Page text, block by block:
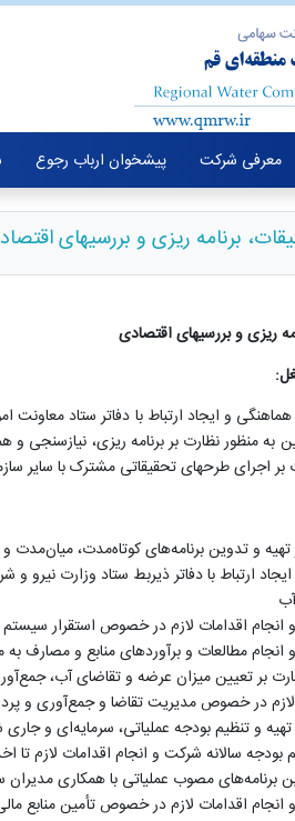
معرفی شرکت پیشخوان ارباب رجوع
برنامه ریزی و بررسیهای
ریزی و بررسیهای اقتصادی
و ایجاد ارتباط با دفاتر ستاد معاونت
به منظور نظارت بر برنامه ریزی،
بر اجرای طرحهای تحقیقاتی مشترک با سایر
و تدوین برنامه‌های کوتاه‌مدت، میان‌مدت
ارتباط با دفاتر ذیربط ستاد وزارت نیرو
و انجام اقدامات لازم در خصوص استقرار
انجام مطالعات و برآوردهای منابع و مصارف
بر تعیین میزان عرضه و تقاضای آب،
در خصوص مدیریت تقاضا و جمع‌آوری و
تهیه و تنظیم بودجه عملیاتی، سرمایه‌ای و
بودجه سالانه شرکت و انجام اقدامات
برنامه‌های مصوب عملیاتی با همکاری
و انجام اقدامات لازم در خصوص تأمین منابع